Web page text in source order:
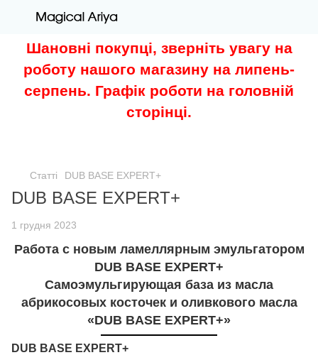
Шановні покупці, зверніть увагу на
роботу нашого магазину на липень-
серпень. Графік роботи на головній
сторінці.
Статті DUB BASE EXPERT+
DUB BASE EXPERT+
1 грудня 2023
Работа с новым ламеллярным эмульгатором
DUB BASE EXPERT+
Самоэмульгирующая база из масла
абрикосовых косточек и оливкового масла
«DUB BASE EXPERT+»
DUB BASE EXPERT+